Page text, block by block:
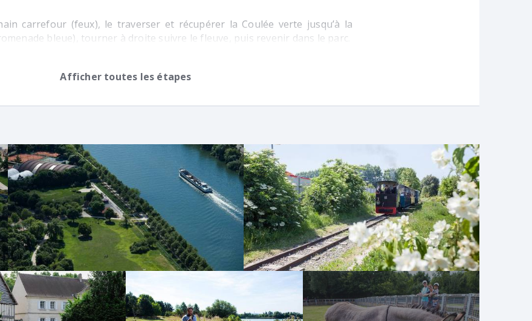
Afficher toutes les étapes
carrefour (feux), le traverser et récupérer la Coulée verte jusqu’à la
bleue), tourner à droite suivre le fleuve, puis revenir dans le parc.